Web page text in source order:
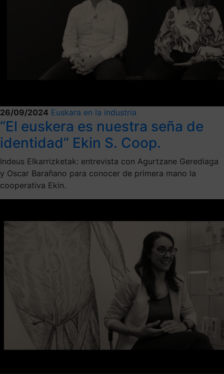
26/09/2024 Euskara en la industria
“El euskera es nuestra seña de
identidad” Ekin S. Coop.
Indeus Elkarrizketak: entrevista con Agurtzane Gerediaga
y Oscar Barañano para conocer de primera mano la
cooperativa Ekin.